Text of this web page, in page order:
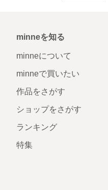
minneを知る
minneについて
minneで買いたい
作品をさがす
ショップをさがす
ランキング
特集